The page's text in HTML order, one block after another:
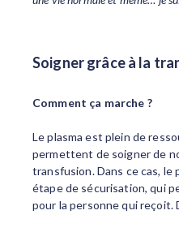
Soigner grâce à la
Comment ça marche ?
Le plasma est plein de
permettent de soigner de
transfusion. Dans ce cas, le
étape de sécurisation, qui
pour la personne qui